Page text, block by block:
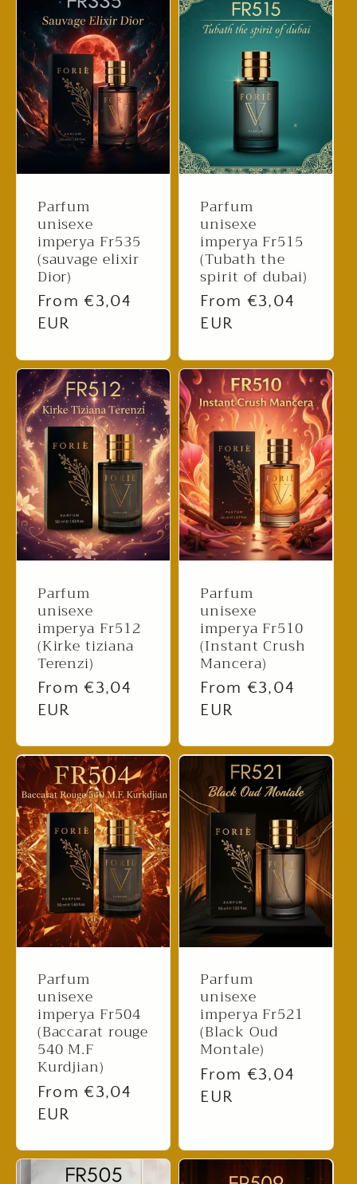
Parfum
unisexe
imperya Fr535
(sauvage elixir
Dior)
Regular
price
From €3,04
EUR
Parfum
unisexe
imperya Fr515
(Tubath the
spirit of dubai)
Regular
price
From €3,04
EUR
Parfum
unisexe
imperya Fr512
(Kirke tiziana
Terenzi)
Regular
price
From €3,04
EUR
Parfum
unisexe
imperya Fr510
(Instant Crush
Mancera)
Regular
price
From €3,04
EUR
Parfum
unisexe
imperya Fr504
(Baccarat rouge
540 M.F
Kurdjian)
Regular
price
From €3,04
EUR
Parfum
unisexe
imperya Fr521
(Black Oud
Montale)
Regular
price
From €3,04
EUR